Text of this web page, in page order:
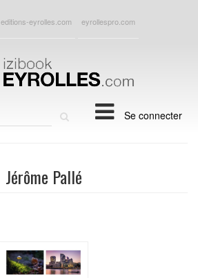
editions-eyrolles.com eyrollespro.com
Se connecter
Jérôme Pallé